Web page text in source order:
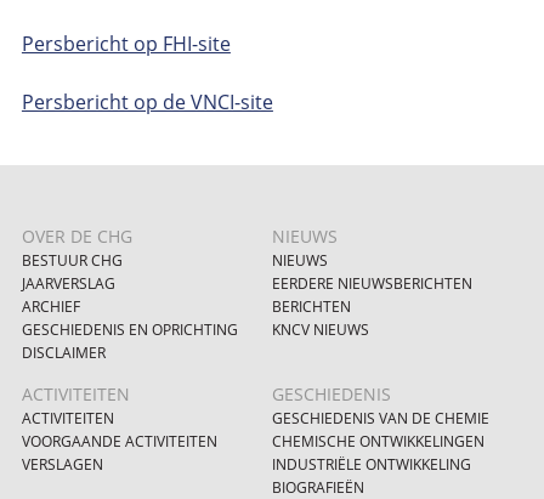
Persbericht op FHI-site
Persbericht op de VNCI-site
OVER DE CHG
BESTUUR CHG
JAARVERSLAG
ARCHIEF
GESCHIEDENIS EN OPRICHTING
DISCLAIMER
NIEUWS
NIEUWS
EERDERE NIEUWSBERICHTEN
BERICHTEN
KNCV NIEUWS
ACTIVITEITEN
ACTIVITEITEN
VOORGAANDE ACTIVITEITEN
VERSLAGEN
GESCHIEDENIS
GESCHIEDENIS VAN DE CHEMIE
CHEMISCHE ONTWIKKELINGEN
INDUSTRIËLE ONTWIKKELING
BIOGRAFIEËN